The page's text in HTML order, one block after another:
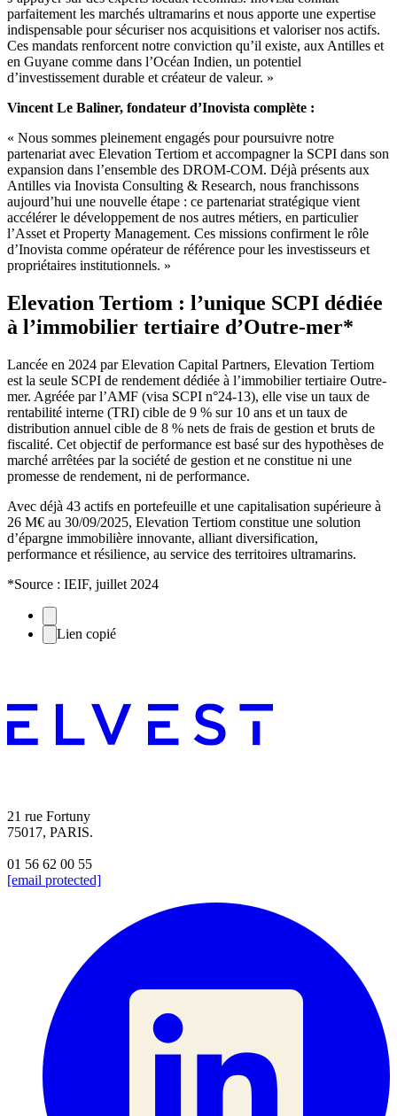
parfaitement les marchés ultramarins et nous apporte une expertise
indispensable pour sécuriser nos acquisitions et valoriser nos actifs.
Ces mandats renforcent notre conviction qu’il existe, aux Antilles et
en Guyane comme dans l’Océan Indien, un potentiel
d’investissement durable et créateur de valeur. »
Vincent Le Baliner, fondateur d’Inovista complète :
« Nous sommes pleinement engagés pour poursuivre notre
partenariat avec Elevation Tertiom et accompagner la SCPI dans son
expansion dans l’ensemble des DROM-COM. Déjà présents aux
Antilles via Inovista Consulting & Research, nous franchissons
aujourd’hui une nouvelle étape : ce partenariat stratégique vient
accélérer le développement de nos autres métiers, en particulier
l’Asset et Property Management. Ces missions confirment le rôle
d’Inovista comme opérateur de référence pour les investisseurs et
propriétaires institutionnels. »
Elevation Tertiom : l’unique SCPI dédiée
à l’immobilier tertiaire d’Outre-mer*
Lancée en 2024 par Elevation Capital Partners, Elevation Tertiom
est la seule SCPI de rendement dédiée à l’immobilier tertiaire Outre-
mer. Agréée par l’AMF (visa SCPI n°24-13), elle vise un taux de
rentabilité interne (TRI) cible de 9 % sur 10 ans et un taux de
distribution annuel cible de 8 % nets de frais de gestion et bruts de
fiscalité. Cet objectif de performance est basé sur des hypothèses de
marché arrêtées par la société de gestion et ne constitue ni une
promesse de rendement, ni de performance.
Avec déjà 43 actifs en portefeuille et une capitalisation supérieure à
26 M€ au 30/09/2025, Elevation Tertiom constitue une solution
d’épargne immobilière innovante, alliant diversification,
performance et résilience, au service des territoires ultramarins.
*Source : IEIF, juillet 2024
Lien copié
21 rue Fortuny
75017, PARIS.
01 56 62 00 55
[email protected]